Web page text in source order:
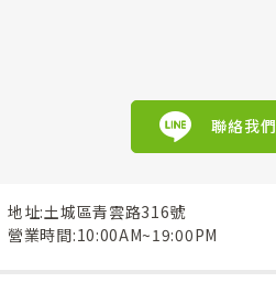
聯絡我們
地址:土城區青雲路316號
營業時間:10:00AM~19:00PM